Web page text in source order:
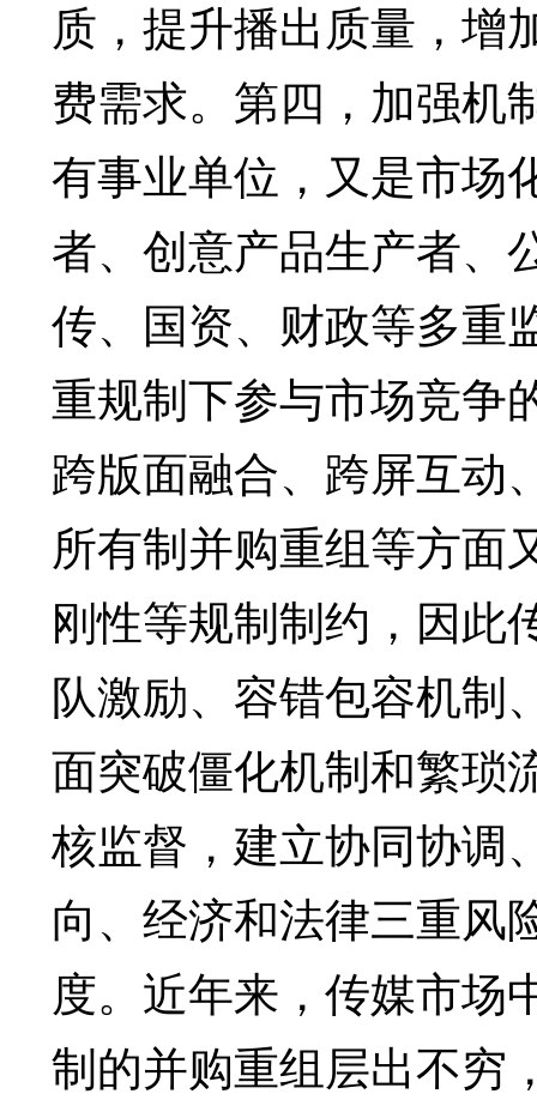
质，提升播出质量，增
费需求。第四，加强机
有事业单位，又是市场
者、创意产品生产者、
传、国资、财政等多重
重规制下参与市场竞争
跨版面融合、跨屏互动
所有制并购重组等方面
刚性等规制制约，因此
队激励、容错包容机制
面突破僵化机制和繁琐
核监督，建立协同协调
向、经济和法律三重风
度。近年来，传媒市场
制的并购重组层出不穷